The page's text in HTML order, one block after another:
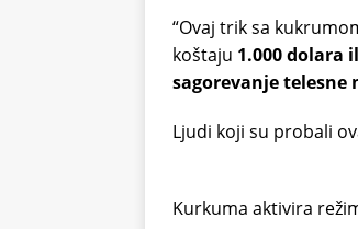
“Ovaj trik sa
koštaju 1.000 dolara
sagorevanje telesne
Ljudi koji su probali
Kurkuma aktivira